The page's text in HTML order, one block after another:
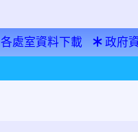
各處室資料下載 政府